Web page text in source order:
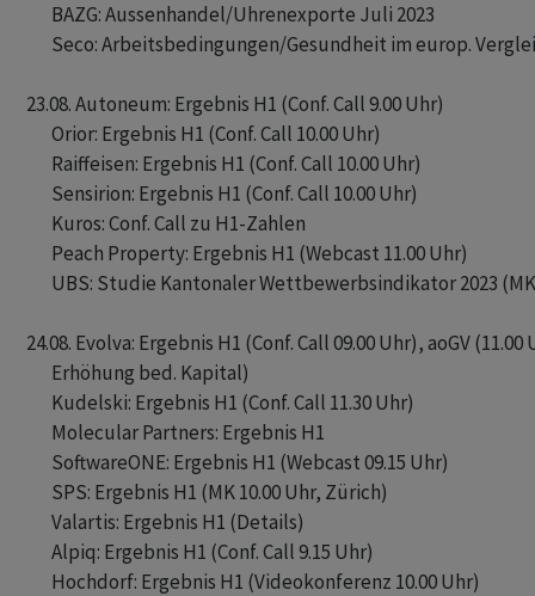
       BAZG: Aussenhandel/Uhrenexporte Juli 2023
Seco: Arbeitsbedingungen/Gesundheit im europ.
23.08. Autoneum: Ergebnis H1 (Conf. Call 9.00 Uhr)
       Orior: Ergebnis H1 (Conf. Call 10.00 Uhr)
       Raiffeisen: Ergebnis H1 (Conf. Call 10.00 Uhr)
       Sensirion: Ergebnis H1 (Conf. Call 10.00 Uhr)
       Kuros: Conf. Call zu H1-Zahlen
       Peach Property: Ergebnis H1 (Webcast 11.00 Uhr)
UBS: Studie Kantonaler Wettbewerbsindikator 2023
24.08. Evolva: Ergebnis H1 (Conf. Call 09.00 Uhr), aoGV (11.00
       Erhöhung bed. Kapital)
       Kudelski: Ergebnis H1 (Conf. Call 11.30 Uhr)
       Molecular Partners: Ergebnis H1
       SoftwareONE: Ergebnis H1 (Webcast 09.15 Uhr)
       SPS: Ergebnis H1 (MK 10.00 Uhr, Zürich)
       Valartis: Ergebnis H1 (Details)
       Alpiq: Ergebnis H1 (Conf. Call 9.15 Uhr)
       Hochdorf: Ergebnis H1 (Videokonferenz 10.00 Uhr)